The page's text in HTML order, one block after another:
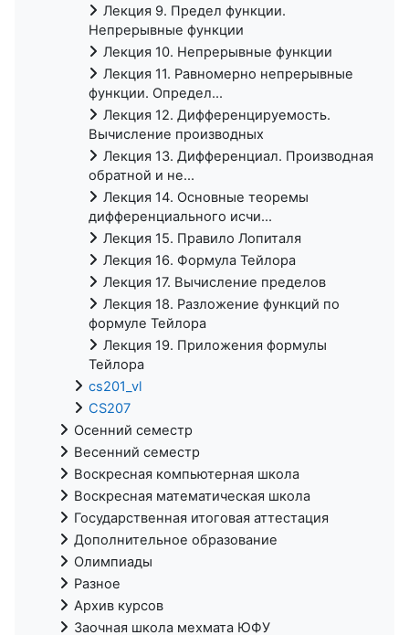
Лекция 9. Предел функции.
Непрерывные функции
Лекция 10. Непрерывные функции
Лекция 11. Равномерно непрерывные
функции. Определ...
Лекция 12. Дифференцируемость.
Вычисление производных
Лекция 13. Дифференциал. Производная
обратной и не...
Лекция 14. Основные теоремы
дифференциального исчи...
Лекция 15. Правило Лопиталя
Лекция 16. Формула Тейлора
Лекция 17. Вычисление пределов
Лекция 18. Разложение функций по
формуле Тейлора
Лекция 19. Приложения формулы
Тейлора
cs201_vl
CS207
Осенний семестр
Весенний семестр
Воскресная компьютерная школа
Воскресная математическая школа
Государственная итоговая аттестация
Дополнительное образование
Олимпиады
Разное
Архив курсов
Заочная школа мехмата ЮФУ